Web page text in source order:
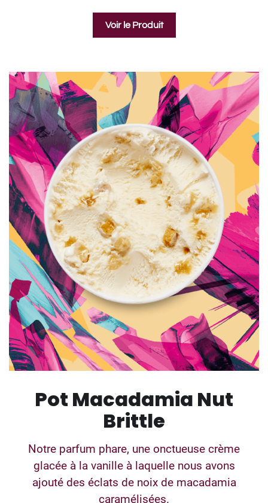
Voir le Produit
Pot Macadamia Nut
Brittle
Notre parfum phare, une onctueuse crème
glacée à la vanille à laquelle nous avons
ajouté des éclats de noix de macadamia
caramélisées.